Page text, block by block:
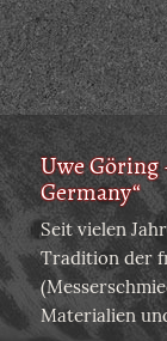
Uwe Göring
Germany“
Seit vielen
Tradition der
Materialien